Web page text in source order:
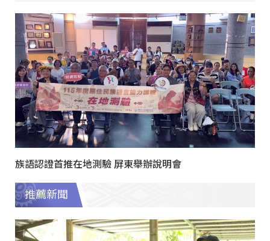
族語認證首推在地測驗 屏東舉辦說明會
推薦新聞